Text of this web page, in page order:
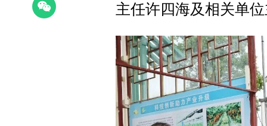
主任许四海及相关单